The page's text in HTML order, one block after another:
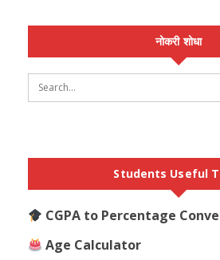
नोकरी शोधा
Students Useful
CGPA to Percentage
Age Calculator